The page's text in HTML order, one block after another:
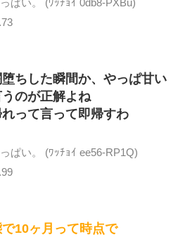
ちした瞬間か、やっぱ甘い
のが正解よね
って言って即帰すわ
ぱい。 (ﾜｯﾁｮｲ ee56-RP1Q)
10ヶ月って時点で